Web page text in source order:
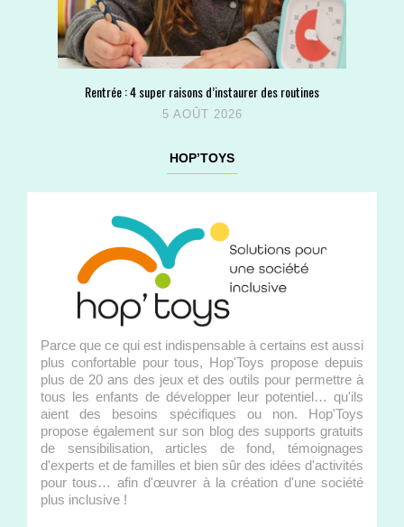
Rentrée : 4 super raisons d’instaurer des routines
5 AOÛT 2026
HOP’TOYS
Parce que ce qui est indispensable à certains est aussi
plus confortable pour tous, Hop'Toys propose depuis
plus de 20 ans des jeux et des outils pour permettre à
tous les enfants de développer leur potentiel… qu'ils
aient des besoins spécifiques ou non. Hop'Toys
propose également sur son blog des supports gratuits
de sensibilisation, articles de fond, témoignages
d'experts et de familles et bien sûr des idées d'activités
pour tous… afin d'œuvrer à la création d'une société
plus inclusive !